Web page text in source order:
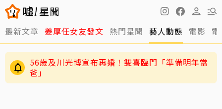
最新文章 姜厚任女友發文 熱門星聞 藝人動態 電影
56歲及川光博宣布再婚！雙喜臨門「準備明年當
爸」